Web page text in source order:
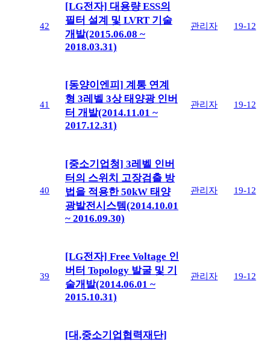
42
[LG전자] 대용량 ESS의
필터 설계 및 LVRT 기술
개발(2015.06.08 ~
2018.03.31)
관리자 19-12
41
[동양이엔피] 계통 연계
형 3레벨 3상 태양광 인버
터 개발(2014.11.01 ~
2017.12.31)
관리자 19-12
40
[중소기업청] 3레벨 인버
터의 스위치 고장검출 방
법을 적용한 50kW 태양
광발전시스템(2014.10.01
~ 2016.09.30)
관리자 19-12
39
[LG전자] Free Voltage 인
버터 Topology 발굴 및 기
술개발(2014.06.01 ~
2015.10.31)
관리자 19-12
[대,중소기업협력재단]